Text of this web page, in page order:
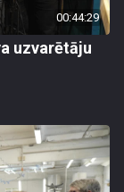
00:44:29
uzvarētāju